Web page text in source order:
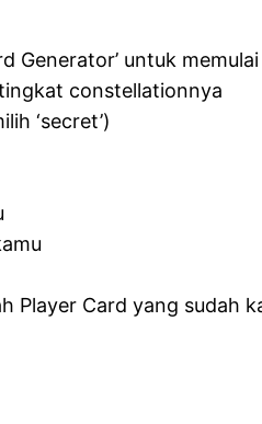
Generator’ untuk
constellationnya
‘secret’)
Player Card yang sudah